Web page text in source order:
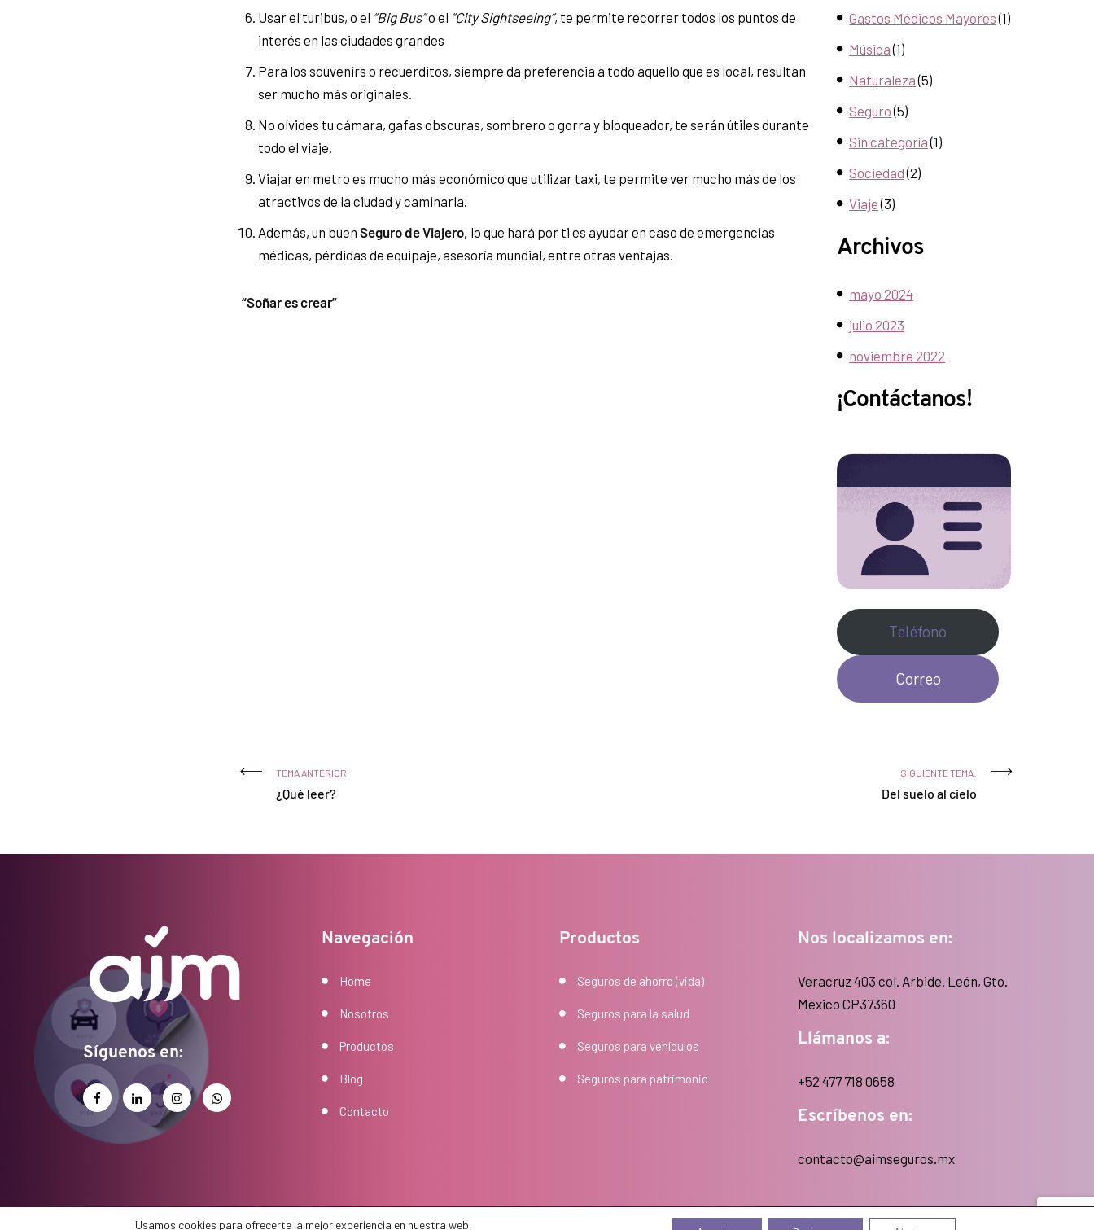
Usar el turibús, o el “Big Bus”o el “City Sightseeing”, te permite recorrer todos los puntos de
interés en las ciudades grandes
Para los souvenirs o recuerditos, siempre da preferencia a todo aquello que es local, resultan
ser mucho más originales.
No olvides tu cámara, gafas obscuras, sombrero o gorra y bloqueador, te serán útiles durante
todo el viaje.
Viajar en metro es mucho más económico que utilizar taxi, te permite ver mucho más de los
atractivos de la ciudad y caminarla.
Además, un buen Seguro de Viajero, lo que hará por ti es ayudar en caso de emergencias
médicas, pérdidas de equipaje, asesoría mundial, entre otras ventajas.
“Soñar es crear”
Gastos Médicos Mayores(1)
Música(1)
Naturaleza(5)
Seguro(5)
Sin categoría(1)
Sociedad(2)
Viaje(3)
Archivos
mayo 2024
julio 2023
noviembre 2022
¡Contáctanos!
Teléfono
Correo
TEMA ANTERIOR
¿Qué leer?
SIGUIENTE TEMA:
Del suelo al cielo
Síguenos en:
Navegación
Home
Nosotros
Productos
Blog
Contacto
Productos
Seguros de ahorro (vida)
Seguros para la salud
Seguros para vehículos
Seguros para patrimonio
Nos localizamos en:
Veracruz 403 col. Arbide. León, Gto.
México CP37360
Llámanos a:
+52 477 718 0658
Escríbenos en:
contacto@aimseguros.mx
AIM; © 2023, todos los derechos reservados. Web design Aviso de privacidad
Usamos cookies para ofrecerte la mejor experiencia en nuestra web.